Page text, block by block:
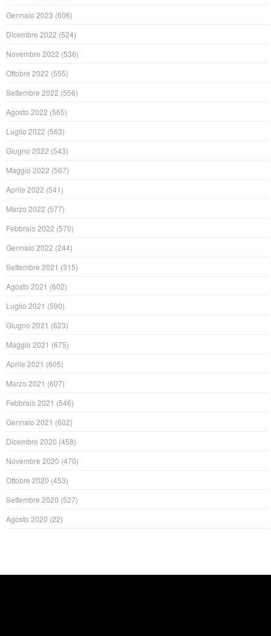
Gennaio 2023 (606)
Dicembre 2022 (524)
Novembre 2022 (536)
Ottobre 2022 (555)
Settembre 2022 (556)
Agosto 2022 (565)
Luglio 2022 (563)
Giugno 2022 (543)
Maggio 2022 (567)
Aprile 2022 (541)
Marzo 2022 (577)
Febbraio 2022 (570)
Gennaio 2022 (244)
Settembre 2021 (315)
Agosto 2021 (602)
Luglio 2021 (590)
Giugno 2021 (623)
Maggio 2021 (675)
Aprile 2021 (605)
Marzo 2021 (607)
Febbraio 2021 (546)
Gennaio 2021 (602)
Dicembre 2020 (458)
Novembre 2020 (470)
Ottobre 2020 (453)
Settembre 2020 (527)
Agosto 2020 (22)